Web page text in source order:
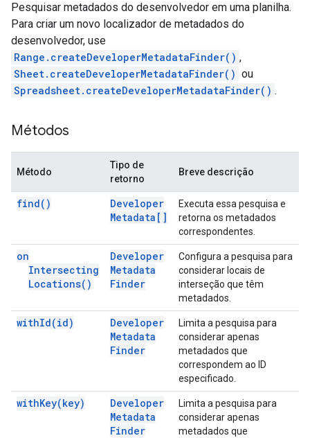
Pesquisar metadados do desenvolvedor em uma planilha.
Para criar um novo localizador de metadados do
desenvolvedor, use
Range.createDeveloperMetadataFinder() ,
Sheet.createDeveloperMetadataFinder() ou
Spreadsheet.createDeveloperMetadataFinder() .
Métodos
Método
Tipo de
retorno
Breve descrição
find( )
Developer
Metadata[]
Executa essa pesquisa e
retorna os metadados
correspondentes.
on
Intersecting
Locations( )
Developer
Metadata
Finder
Configura a pesquisa para
considerar locais de
interseção que têm
metadados.
withId(id)
Developer
Metadata
Finder
Limita a pesquisa para
considerar apenas
metadados que
correspondem ao ID
especificado.
withKey(key)
Developer
Metadata
Finder
Limita a pesquisa para
considerar apenas
metadados que